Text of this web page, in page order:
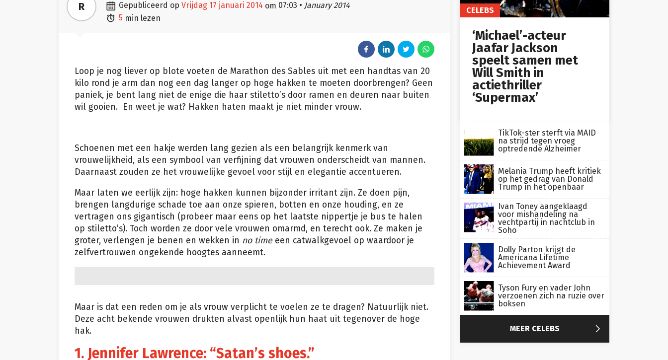
R  gepubliceerd op vrijdag 17 januari 2014 om 07:03 • January 2014
 5 min lezen
Loop je nog liever op blote voeten de Marathon des Sables uit met een handtas van 20
kilo rond je arm dan nog een dag langer op hoge hakken te moeten doorbrengen? Geen
paniek, je bent lang niet de enige die haar stiletto’s door ramen en deuren naar buiten
wil gooien. En weet je wat? Hakken haten maakt je niet minder vrouw.
Schoenen met een hakje werden lang gezien als een belangrijk kenmerk van
vrouwelijkheid, als een symbool van verfijning dat vrouwen onderscheidt van mannen.
Daarnaast zouden ze het vrouwelijke gevoel voor stijl en elegantie accentueren.
Maar laten we eerlijk zijn: hoge hakken kunnen bijzonder irritant zijn. Ze doen pijn,
brengen langdurige schade toe aan onze spieren, botten en onze houding, en ze
vertragen ons gigantisch (probeer maar eens op het laatste nippertje je bus te halen
op stiletto’s). Toch worden ze door vele vrouwen omarmd, en terecht ook. Ze maken je
groter, verlengen je benen en wekken in no timeeen catwalkgevoel op waardoor je
zelfvertrouwen ongekende hoogtes aanneemt.
Maar is dat een reden om je als vrouw verplicht te voelen ze te dragen? Natuurlijk niet.
Deze acht bekende vrouwen drukten alvast openlijk hun haat uit tegenover de hoge
hak.
1. Jennifer Lawrence: “Satan’s shoes.”
CELEBS
‘Michael’-acteur
Jaafar Jackson
speelt samen met
Will Smith in
actiethriller
‘Supermax’
TikTok-ster sterft via MAID
na strijd tegen vroeg
optredende Alzheimer
Melania Trump heeft kritiek
op het gedrag van Donald
Trump in het openbaar
Ivan Toney aangeklaagd
voor mishandeling na
vechtpartij in nachtclub in
Soho
Dolly Parton krijgt de
Americana Lifetime
Achievement Award
Tyson Fury en vader John
verzoenen zich na ruzie over
boksen
MEER CELEBS 